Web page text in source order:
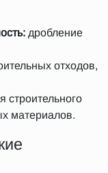
дробление
отходов,
строительного
материалов.